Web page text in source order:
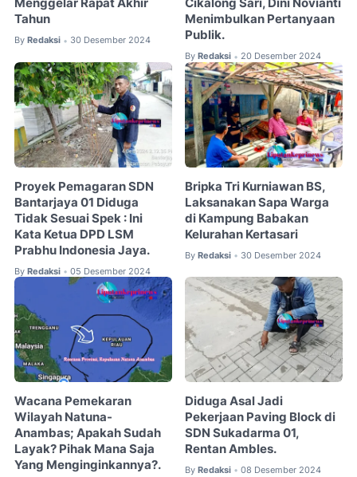
Menggelar Rapat Akhir
Tahun
By Redaksi • 30 Desember 2024
Cikalong Sari, Dini Novianti
Menimbulkan Pertanyaan
Publik.
By Redaksi • 20 Desember 2024
Proyek Pemagaran SDN
Bantarjaya 01 Diduga
Tidak Sesuai Spek : Ini
Kata Ketua DPD LSM
Prabhu Indonesia Jaya.
By Redaksi • 05 Desember 2024
Bripka Tri Kurniawan BS,
Laksanakan Sapa Warga
di Kampung Babakan
Kelurahan Kertasari
By Redaksi • 30 Desember 2024
Wacana Pemekaran
Wilayah Natuna-
Anambas; Apakah Sudah
Layak? Pihak Mana Saja
Yang Menginginkannya?.
Diduga Asal Jadi
Pekerjaan Paving Block di
SDN Sukadarma 01,
Rentan Ambles.
By Redaksi • 08 Desember 2024